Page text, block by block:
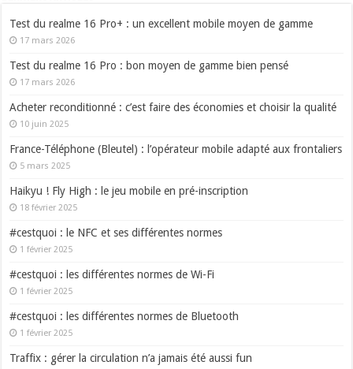
Test du realme 16 Pro+ : un excellent mobile moyen de gamme
17 mars 2026
Test du realme 16 Pro : bon moyen de gamme bien pensé
17 mars 2026
Acheter reconditionné : c’est faire des économies et choisir la qualité
10 juin 2025
France-Téléphone (Bleutel) : l’opérateur mobile adapté aux frontaliers
5 mars 2025
Haikyu ! Fly High : le jeu mobile en pré-inscription
18 février 2025
#cestquoi : le NFC et ses différentes normes
1 février 2025
#cestquoi : les différentes normes de Wi-Fi
1 février 2025
#cestquoi : les différentes normes de Bluetooth
1 février 2025
Traffix : gérer la circulation n’a jamais été aussi fun